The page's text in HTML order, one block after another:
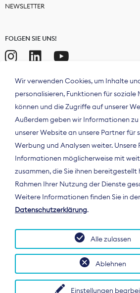
NEWSLETTER
FOLGEN SIE UNS!
Der Bundesverband
Zeitungsverleger (BDZV) vertritt als
Spitzenorganisation die
Deutschland und auf EU-Ebene.
Wir verwenden Cookies, um Inhalte
personalisieren, Funktionen für soziale
können und die Zugriffe auf unserer
Außerdem geben wir Informationen
unserer Website an unsere Partner für
Werbung und Analysen weiter. Unsere
Informationen möglicherweise mit
zusammen, die Sie ihnen bereitgestellt
Rahmen Ihrer Nutzung der Dienste
Weitere Informationen finden Sie in der
Datenschutzerklärung.
Einstellungen
Ablehnen
Alle zulassen